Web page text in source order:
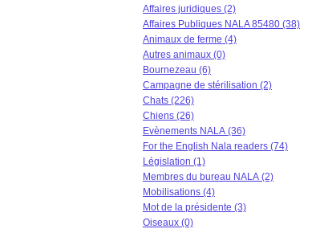
Affaires juridiques (2)
Affaires Publiques NALA 85480 (38)
Animaux de ferme (4)
Autres animaux (0)
Bournezeau (6)
Campagne de stérilisation (2)
Chats (226)
Chiens (26)
Evènements NALA (36)
For the English Nala readers (74)
Législation (1)
Membres du bureau NALA (2)
Mobilisations (4)
Mot de la présidente (3)
Oiseaux (0)